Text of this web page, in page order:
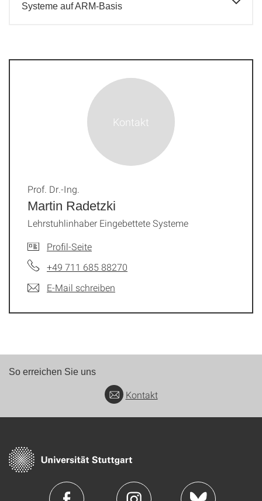
Systeme auf ARM-Basis
Martin Radetzki
Prof. Dr.-Ing.
Lehrstuhlinhaber Eingebettete Systeme
Profil-Seite
+49 711 685 88270
E-Mail schreiben
So erreichen Sie uns
Kontakt